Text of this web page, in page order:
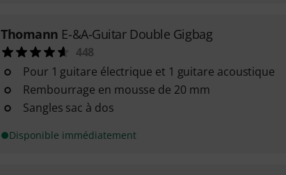
Thomann E-&A-Guitar Double Gigbag
448
Pour 1 guitare électrique et 1 guitare acoustique
Rembourrage en mousse de 20 mm
Sangles sac à dos
Disponible immédiatement